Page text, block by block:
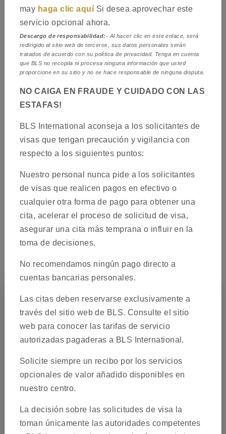
may haga clic aquí Si desea aprovechar este
servicio opcional ahora.
Descargo de responsabilidad:- Al hacer clic en este enlace, será
redirigido al sitio web de terceros, sus datos personales serán
tratados de acuerdo con su política de privacidad. Tenga en cuenta
que BLS no recopila ni procesa ninguna información que usted
proporcione en su sitio y no se hace responsable de ninguna disputa.
NO CAIGA EN FRAUDE Y CUIDADO CON LAS
ESTAFAS!
BLS International aconseja a los solicitantes de
visas que tengan precaución y vigilancia con
respecto a los siguientes puntos:
Nuestro personal nunca pide a los solicitantes
de visas que realicen pagos en efectivo o
cualquier otra forma de pago para obtener una
cita, acelerar el proceso de solicitud de visa,
asegurar una cita más temprana o influir en la
toma de decisiones.
No recomendamos ningún pago directo a
cuentas bancarias personales.
Las citas deben reservarse exclusivamente a
través del sitio web de BLS. Consulte el sitio
web para conocer las tarifas de servicio
autorizadas pagaderas a BLS International.
Solicite siempre un recibo por los servicios
opcionales de valor añadido disponibles en
nuestro centro.
La decisión sobre las solicitudes de visa la
toman únicamente las autoridades competentes
Bienvenido a la página web del Centro de Solicitud de Visados
principal destino de su viaje. Sírvase seguir las instrucciones que
le proporciona esta página web para solicitar su visado de
manera correcta. Así, reducirá el riesgo de que su solicitud sea
Sobre Nosotros
Cómo aplicar